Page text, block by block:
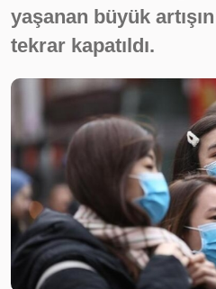
yaşanan büyük
tekrar kapatıldı.